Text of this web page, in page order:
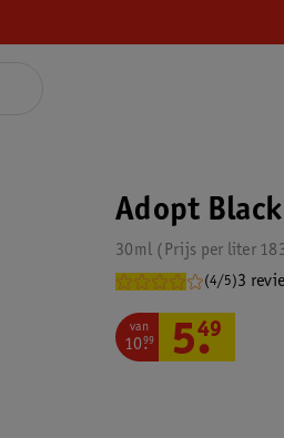
Adopt
30ml Prijs per liter
(4/5)3
van
10.
99 5.
49